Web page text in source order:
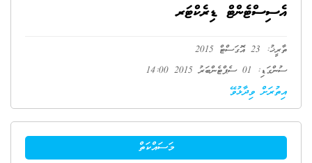
އެސިސްޓެންޓް ޑިރެކްޓަރ
ތާރީޚު: 23 އޮގަސްޓް 2015
ސުންގަޑި: 01 ސެޕްޓެންބަރު 2015 14:00
އިތުރަށް ވިދާޅުވޭ
މަސައްކަތް